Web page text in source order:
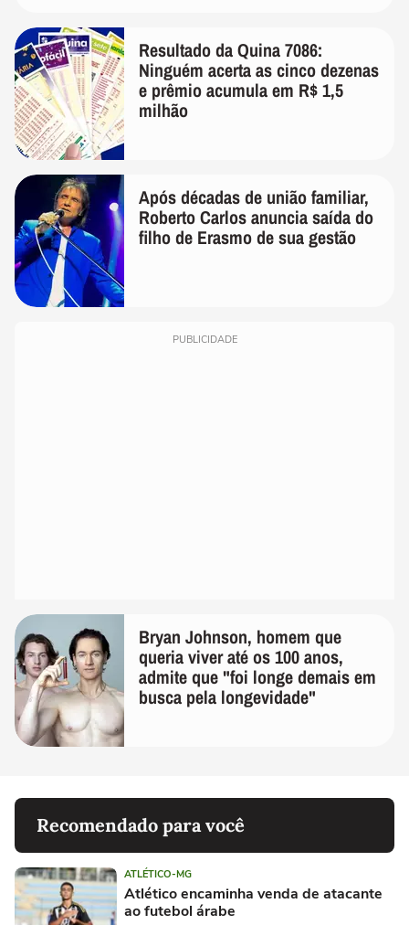
Resultado da Quina 7086:
Ninguém acerta as cinco dezenas
e prêmio acumula em R$ 1,5
milhão
Após décadas de união familiar,
Roberto Carlos anuncia saída do
filho de Erasmo de sua gestão
PUBLICIDADE
Bryan Johnson, homem que
queria viver até os 100 anos,
admite que "foi longe demais em
busca pela longevidade"
Recomendado para você
ATLÉTICO-MG
Atlético encaminha venda de atacante
ao futebol árabe